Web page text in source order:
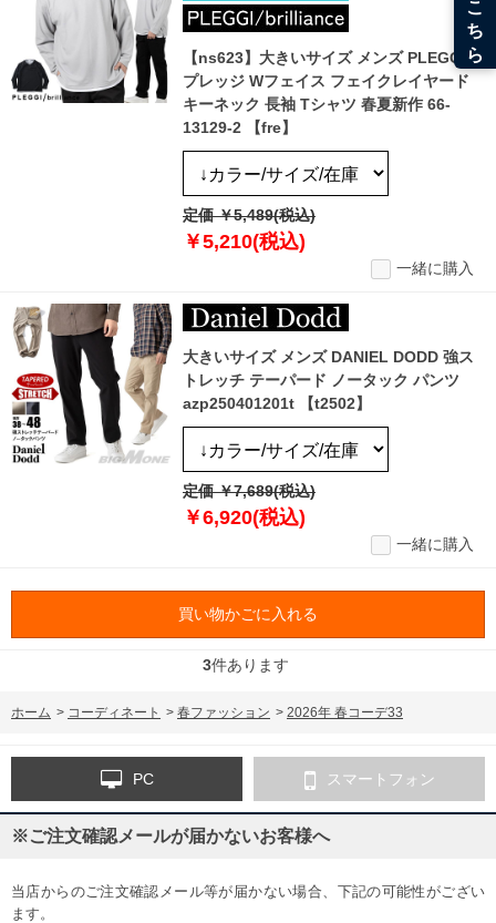
【ns623】大きいサイズ メンズ PLEGGI
プレッジ Wフェイス フェイクレイヤード
キーネック 長袖 Tシャツ 春夏新作 66-
13129-2 【fre】
定価 ￥5,489(税込)
￥5,210(税込)
一緒に購入
大きいサイズ メンズ DANIEL DODD 強ス
トレッチ テーパード ノータック パンツ
azp250401201t 【t2502】
定価 ￥7,689(税込)
￥6,920(税込)
一緒に購入
買い物かごに入れる
3件あります
ホーム > コーディネート > 春ファッション > 2026年 春コーデ33
PC スマートフォン
※ご注文確認メールが届かないお客様へ
当店からのご注文確認メール等が届かない場合、下記の可能性がござい
ます。